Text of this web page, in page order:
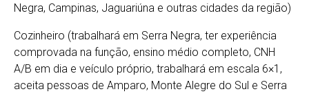
Negra, Campinas, Jaguariúna e outras cidades da região)
Cozinheiro (trabalhará em Serra Negra, ter experiência
comprovada na função, ensino médio completo, CNH
A/B em dia e veículo próprio, trabalhará em escala 6×1,
aceita pessoas de Amparo, Monte Alegre do Sul e Serra